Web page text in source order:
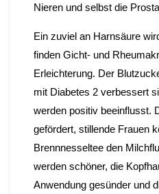
Nieren und selbst die
Ein zuviel an Harnsäure
finden Gicht- und
Erleichterung. Der
mit Diabetes 2 verbessert
werden positiv beeinflusst.
gefördert, stillende Frauen
Brennnesseltee den
werden schöner, die
Anwendung gesünder und d